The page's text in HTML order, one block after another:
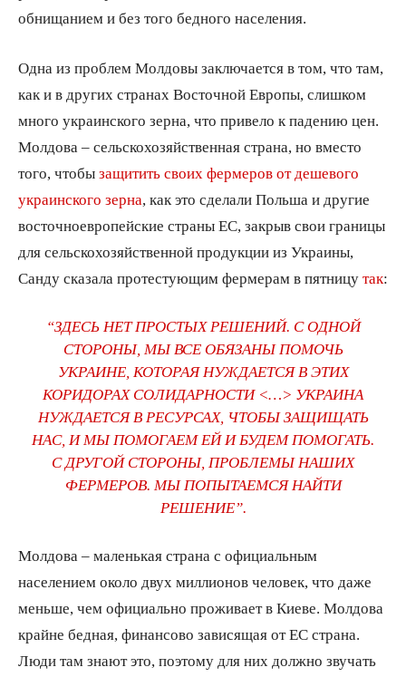
обнищанием и без того бедного населения.
Одна из проблем Молдовы заключается в том, что там,
как и в других странах Восточной Европы, слишком
много украинского зерна, что привело к падению цен.
Молдова – сельскохозяйственная страна, но вместо
того, чтобы защитить своих фермеров от дешевого
украинского зерна , как это сделали Польша и другие
восточноевропейские страны ЕС, закрыв свои границы
для сельскохозяйственной продукции из Украины,
Санду сказала протестующим фермерам в пятницу так:
“ЗДЕСЬ НЕТ ПРОСТЫХ РЕШЕНИЙ. С ОДНОЙ
СТОРОНЫ, МЫ ВСЕ ОБЯЗАНЫ ПОМОЧЬ
УКРАИНЕ, КОТОРАЯ НУЖДАЕТСЯ В ЭТИХ
КОРИДОРАХ СОЛИДАРНОСТИ <…> УКРАИНА
НУЖДАЕТСЯ В РЕСУРСАХ, ЧТОБЫ ЗАЩИЩАТЬ
НАС, И МЫ ПОМОГАЕМ ЕЙ И БУДЕМ ПОМОГАТЬ.
С ДРУГОЙ СТОРОНЫ, ПРОБЛЕМЫ НАШИХ
ФЕРМЕРОВ. МЫ ПОПЫТАЕМСЯ НАЙТИ
РЕШЕНИЕ”.
Молдова – маленькая страна с официальным
населением около двух миллионов человек, что даже
меньше, чем официально проживает в Киеве. Молдова
крайне бедная, финансово зависящая от ЕС страна.
Люди там знают это, поэтому для них должно звучать